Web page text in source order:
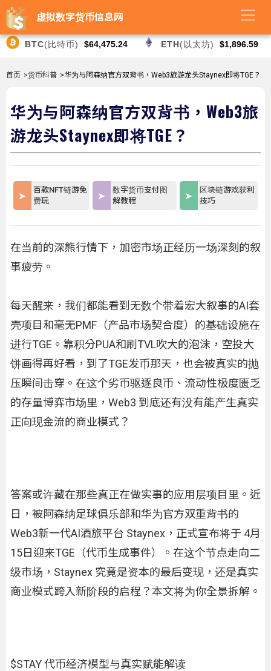
虚拟数字货币信息网
BTC(比特币) $64,475.24 ETH(以太坊) $1,896.59
首页 >货币科普 >华为与阿森纳官方双背书，Web3旅游龙头Staynex即将TGE？
华为与阿森纳官方双背书，Web3旅
游龙头Staynex即将TGE？
百款NFT链游免
费玩
数字货币支付图
解教程
区块链游戏获利
技巧
在当前的深熊行情下，加密市场正经历一场深刻的叙
事疲劳。
每天醒来，我们都能看到无数个带着宏大叙事的AI套
壳项目和毫无PMF（产品市场契合度）的基础设施在
进行TGE。靠积分PUA和刷TVL吹大的泡沫，空投大
饼画得再好看，到了TGE发币那天，也会被真实的抛
压瞬间击穿。在这个劣币驱逐良币、流动性极度匮乏
的存量博弈市场里，Web3 到底还有没有能产生真实
正向现金流的商业模式？
答案或许藏在那些真正在做实事的应用层项目里。近
日 ， 被阿森纳足球俱乐部和华为官方双重背书的
Web3新一代AI酒旅平台 Staynex，正式宣布将于 4月
15日迎来TGE （代币生成事件）。在这个节点走向二
级市场，Staynex 究竟是资本的最后变现，还是真实
商业模式跨入新阶段的启程？本文将为你全景拆解。
$STAY 代币经济模型与真实赋能解读